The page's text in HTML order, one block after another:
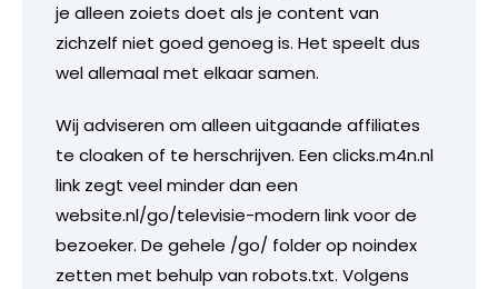
je alleen zoiets doet als je content van
zichzelf niet goed genoeg is. Het speelt dus
wel allemaal met elkaar samen.
Wij adviseren om alleen uitgaande affiliates
te cloaken of te herschrijven. Een clicks.m4n.nl
link zegt veel minder dan een
website.nl/go/televisie-modern link voor de
bezoeker. De gehele /go/ folder op noindex
zetten met behulp van robots.txt. Volgens